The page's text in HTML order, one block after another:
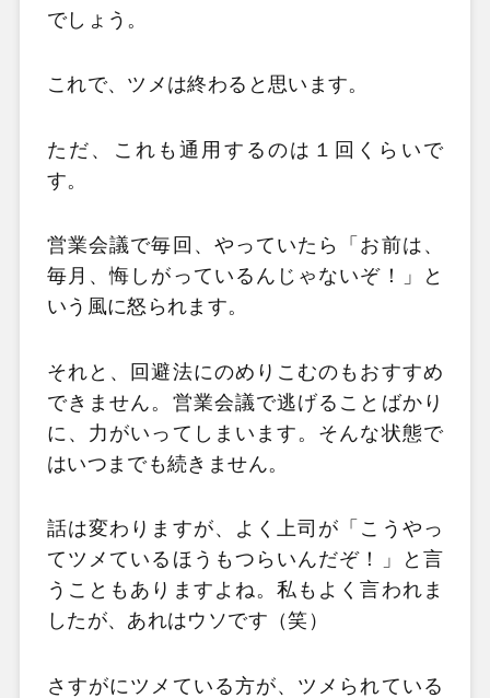
でしょう。
これで、ツメは終わると思います。
ただ、これも通用するのは１回くらいで
す。
営業会議で毎回、やっていたら「お前は、
毎月、悔しがっているんじゃないぞ！」と
いう風に怒られます。
それと、回避法にのめりこむのもおすすめ
できません。営業会議で逃げることばかり
に、力がいってしまいます。そんな状態で
はいつまでも続きません。
話は変わりますが、よく上司が「こうやっ
てツメているほうもつらいんだぞ！」と言
うこともありますよね。私もよく言われま
したが、あれはウソです（笑）
さすがにツメている方が、ツメられている